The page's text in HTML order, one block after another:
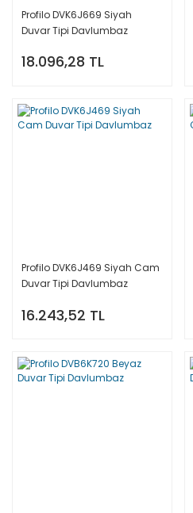
Profilo DVK6J669 Siyah
Duvar Tipi Davlumbaz
18.096,28 TL
Profilo DVK6J469 Siyah Cam
Duvar Tipi Davlumbaz
16.243,52 TL